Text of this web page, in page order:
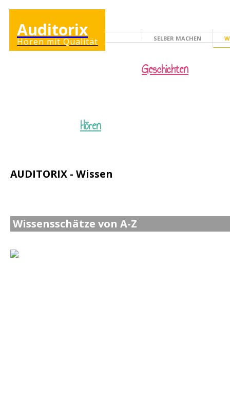
Auditorix
Hören mit Qualität KINDERSEITE
SELBER MACHEN
Hören
Geschichten
AUDITORIX - Wissen
Wissensschätze von A-Z